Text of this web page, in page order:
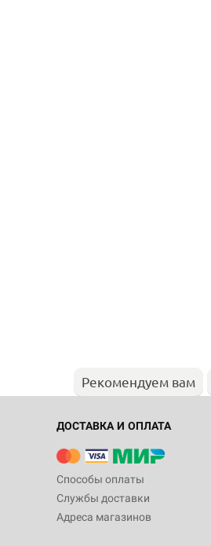
Рекомендуем вам
ДОСТАВКА И ОПЛАТА
Способы оплаты
Службы доставки
Адреса магазинов